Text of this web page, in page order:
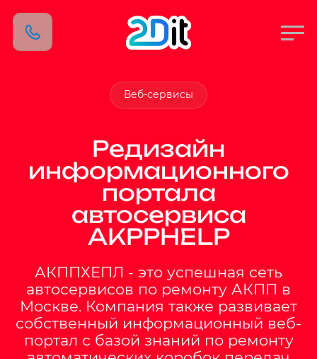
Веб-сервисы
Редизайн
информационного
портала
автосервиса
AKPPHELP
АКППХЕПЛ - это успешная сеть
автосервисов по ремонту АКПП в
Москве. Компания также развивает
собственный информационный веб-
портал с базой знаний по ремонту